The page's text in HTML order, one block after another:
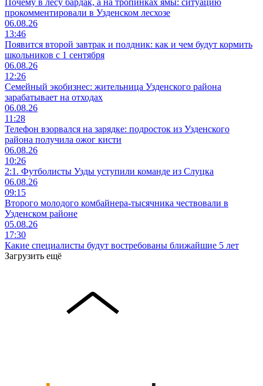
прокомментировали в Узденском лесхозе
06.08.26
13:46
Появится второй завтрак и полдник: как и чем будут кормить
школьников с 1 сентября
06.08.26
12:26
Семейный экобизнес: жительница Узденского района
зарабатывает на отходах
06.08.26
11:28
Телефон взорвался на зарядке: подросток из Узденского
района получила ожог кисти
06.08.26
10:26
2:1. Футболисты Узды уступили команде из Слуцка
06.08.26
09:15
Второго молодого комбайнера-тысячника чествовали в
Узденском районе
05.08.26
17:30
Какие специалисты будут востребованы ближайшие 5 лет
Загрузить ещё